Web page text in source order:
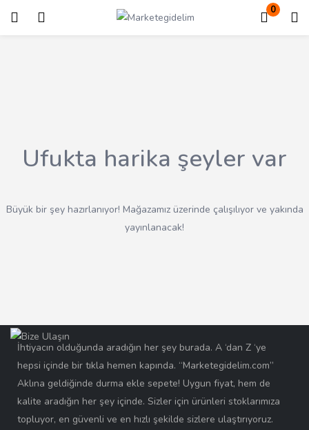
0
Giriş Kayıt ol
Ufukta harika şeyler var
Büyük bir şey hazırlanıyor! Mağazamız üzerinde çalışılıyor ve yakında
yayınlanacak!
İhtiyacın olduğunda aradığın her şey burada. A ‘dan Z ‘ye
hepsi içinde bir tıkla hemen kapında. “Marketegidelim.com”
Aklına geldiğinde durma ekle sepete! Uygun fiyat, hem de
kalite aradığın her şey içinde. Sizler için ürünleri stoklarımıza
topluyor, en güvenli ve en hızlı şekilde sizlere ulaştırıyoruz.